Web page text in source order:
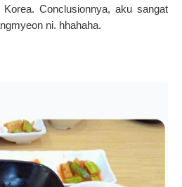
Conclusionnya, aku sangat
ni. hhahaha.